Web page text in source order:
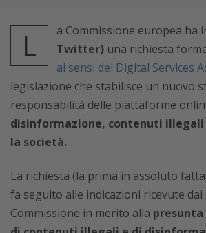
L a Commissione europea ha
Twitter) una richiesta
ai sensi del Digital Services
legislazione che stabilisce un nuovo
responsabilità delle piattaforme
disinformazione, contenuti
la società.
La richiesta (la prima in assoluto fatta
fa seguito alle indicazioni ricevute dai
Commissione in merito alla presunta